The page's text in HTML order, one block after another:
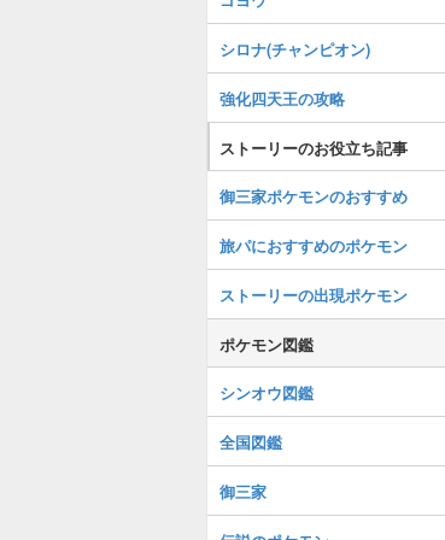
シロナ(チャンピオン)
強化四天王の攻略
ストーリーのお役立ち記事
御三家ポケモンのおすすめ
旅パにおすすめのポケモン
ストーリーの出現ポケモン
ポケモン図鑑
シンオウ図鑑
全国図鑑
御三家